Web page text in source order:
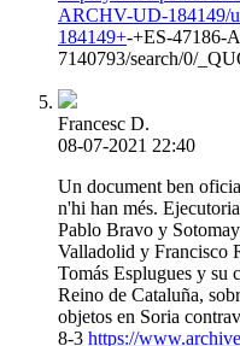
ARCHV-UD-184149/
184149+-+ES-47186-
7140793/search/0/
Francesc D.
08-07-2021 22:40
Un document ben
n'hi han més.
Pablo Bravo y
Valladolid y Francisco
Tomás Esplugues y su
Reino de Cataluña,
objetos en Soria
8-3 https://